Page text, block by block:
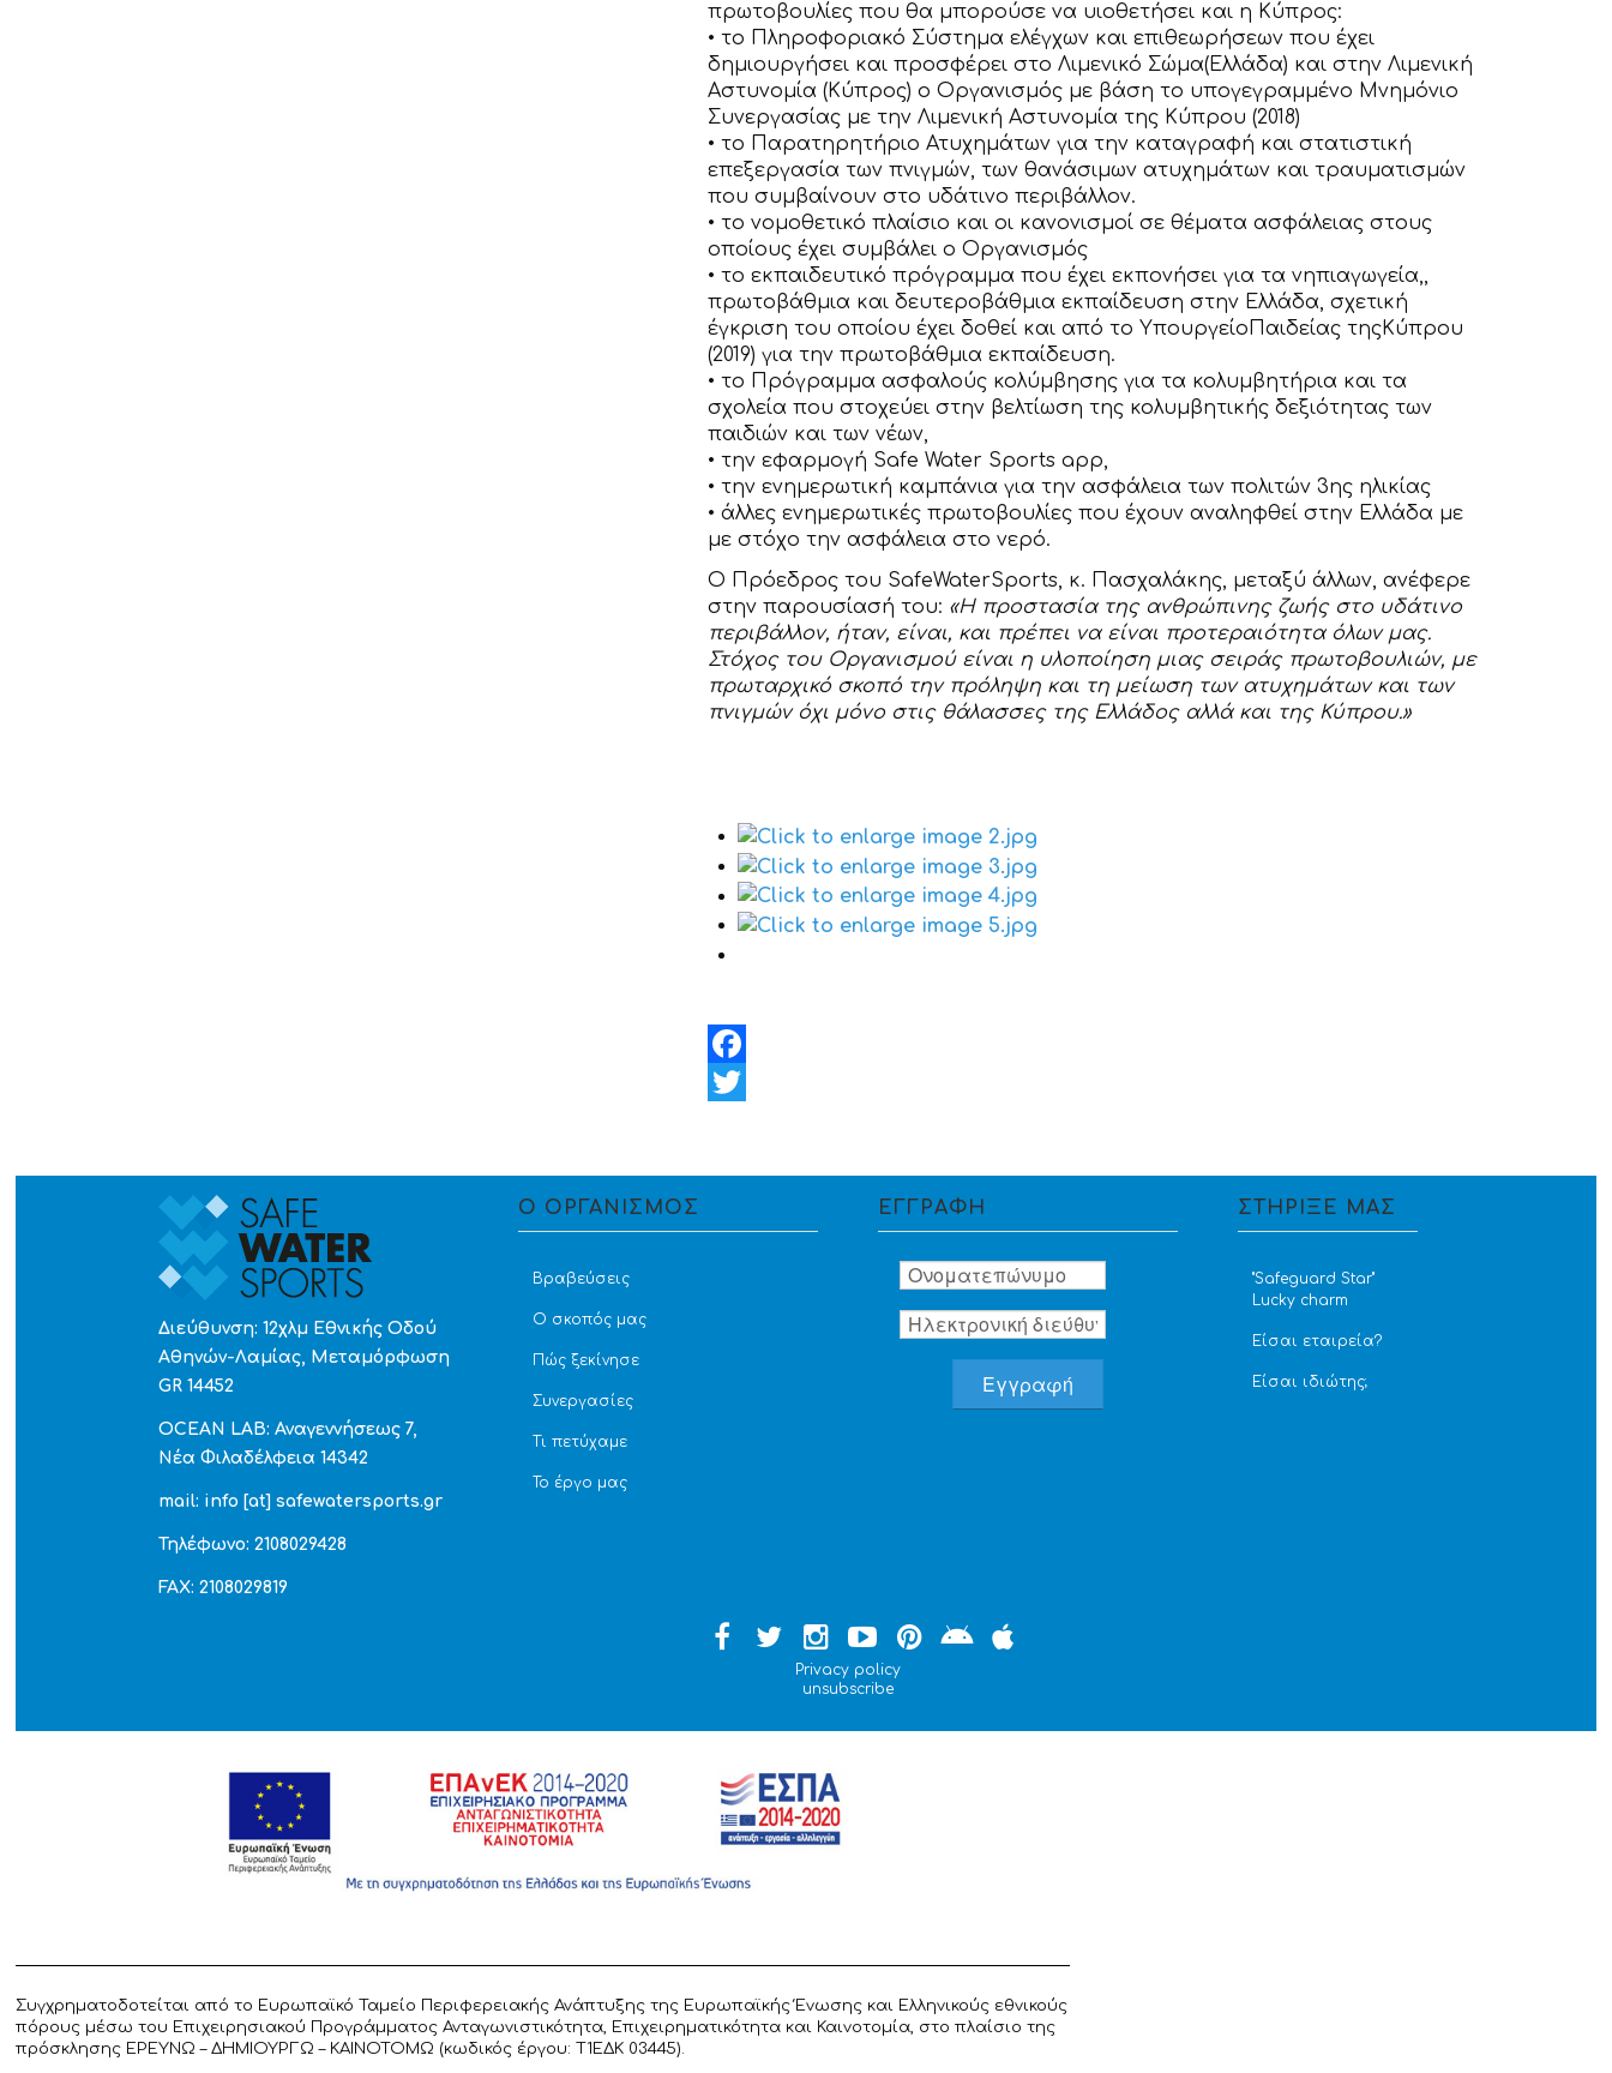
πρωτοβουλίες που θα μπορούσε να υιοθετήσει και η Κύπρος:
• το Πληροφοριακό Σύστημα ελέγχων και επιθεωρήσεων που έχει
δημιουργήσει και προσφέρει στο Λιμενικό Σώμα(Ελλάδα) και στην Λιμενική
Αστυνομία (Κύπρος) ο Οργανισμός με βάση το υπογεγραμμένο Μνημόνιο
Συνεργασίας με την Λιμενική Αστυνομία της Κύπρου (2018)
• το Παρατηρητήριο Ατυχημάτων για την καταγραφή και στατιστική
επεξεργασία των πνιγμών, των θανάσιμων ατυχημάτων και τραυματισμών
που συμβαίνουν στο υδάτινο περιβάλλον.
• το νομοθετικό πλαίσιο και οι κανονισμοί σε θέματα ασφάλειας στους
οποίους έχει συμβάλει ο Οργανισμός
• το εκπαιδευτικό πρόγραμμα που έχει εκπονήσει για τα νηπιαγωγεία,,
πρωτοβάθμια και δευτεροβάθμια εκπαίδευση στην Ελλάδα, σχετική
έγκριση του οποίου έχει δοθεί και από το ΥπουργείοΠαιδείας τηςΚύπρου
(2019) για την πρωτοβάθμια εκπαίδευση.
• το Πρόγραμμα ασφαλούς κολύμβησης για τα κολυμβητήρια και τα
σχολεία που στοχεύει στην βελτίωση της κολυμβητικής δεξιότητας των
παιδιών και των νέων,
• την εφαρμογή Safe Water Sports app,
• την ενημερωτική καμπάνια για την ασφάλεια των πολιτών 3ης ηλικίας
• άλλες ενημερωτικές πρωτοβουλίες που έχουν αναληφθεί στην Ελλάδα με
με στόχο την ασφάλεια στο νερό.
Ο Πρόεδρος του SafeWaterSports, κ. Πασχαλάκης, μεταξύ άλλων, ανέφερε
στην παρουσίασή του: «Η προστασία της ανθρώπινης ζωής στο υδάτινο
περιβάλλον, ήταν, είναι, και πρέπει να είναι προτεραιότητα όλων μας.
Στόχος του Οργανισμού είναι η υλοποίηση μιας σειράς πρωτοβουλιών, με
πρωταρχικό σκοπό την πρόληψη και τη μείωση των ατυχημάτων και των
πνιγμών όχι μόνο στις θάλασσες της Ελλάδος αλλά και της Κύπρου.»
Facebook
Διεύθυνση: 12χλμ Εθνικής Οδού
Αθηνών-Λαμίας, Μεταμόρφωση
GR 14452
OCEAN LAB: Αναγεννήσεως 7,
Νέα Φιλαδέλφεια 14342
mail: info [at] safewatersports.gr
Τηλέφωνο: 2108029428
FAX: 2108029819
Ο ΟΡΓΑΝΙΣΜΟΣ
Βραβεύσεις
Ο σκοπός μας
Πώς ξεκίνησε
Συνεργασίες
Τι πετύχαμε
Το έργο μας
ΕΓΓΡΑΦΗ ΣΤΗΡΙΞΕ ΜΑΣ
''Safeguard Star''
Lucky charm
Είσαι εταιρεία?
Είσαι ιδιώτης;
Privacy policy
unsubscribe
Συγχρηματοδοτείται από το Ευρωπαϊκό Ταμείο Περιφερειακής Ανάπτυξης της Ευρωπαϊκής Ένωσης και Ελληνικούς εθνικούς
πόρους μέσω του Επιχειρησιακού Προγράμματος Ανταγωνιστικότητα, Επιχειρηματικότητα και Καινοτομία, στο πλαίσιο της
πρόσκλησης ΕΡΕΥΝΩ – ΔΗΜΙΟΥΡΓΩ – ΚΑΙΝΟΤΟΜΩ (κωδικός έργου: T1ΕΔΚ 03445).